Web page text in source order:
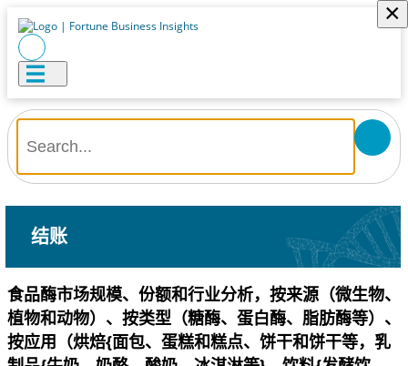
×
结账
食品酶市场规模、份额和行业分析，按来源（微生物、
植物和动物）、按类型（糖酶、蛋白酶、脂肪酶等）、
按应用（烘焙{面包、蛋糕和糕点、饼干和饼干等，乳